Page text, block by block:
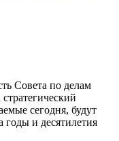
Совета по делам
сегодня, будут
годы и десятилетия